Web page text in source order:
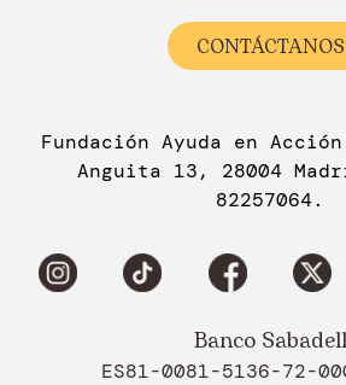
CONTÁCTANOS
Fundación Ayuda en
Anguita 13, 28004
82257064.
Banco Sabadell
ES81-0081-5136-72-